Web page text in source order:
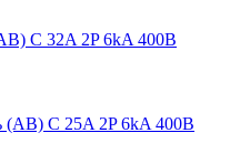
C 32A 2P 6kA 400В